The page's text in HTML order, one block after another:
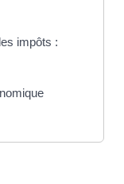
impôts :